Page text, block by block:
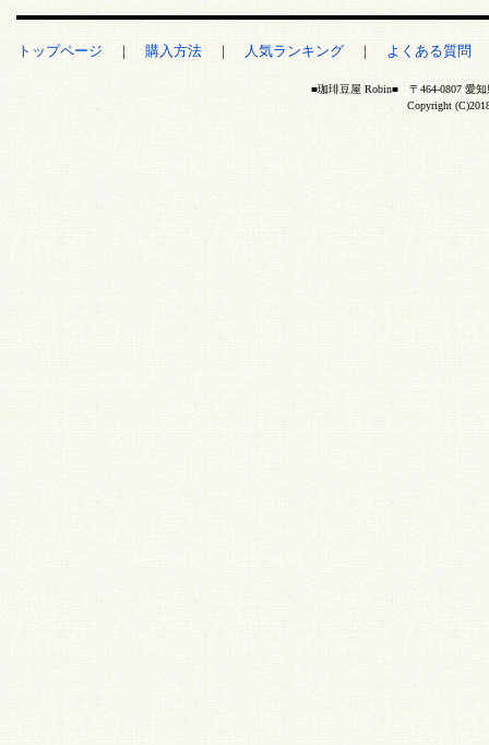
トップページ｜ 購入方法｜ 人気ランキング｜ よくある質問
■珈琲豆屋 Robin■ 〒464-0807 愛
Copyright